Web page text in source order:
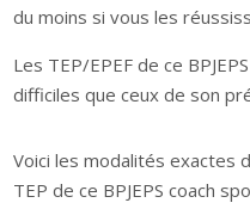
du moins si vous les
Les TEP/EPEF de ce
difficiles que ceux de son
Voici les modalités exactes
TEP de ce BPJEPS coach